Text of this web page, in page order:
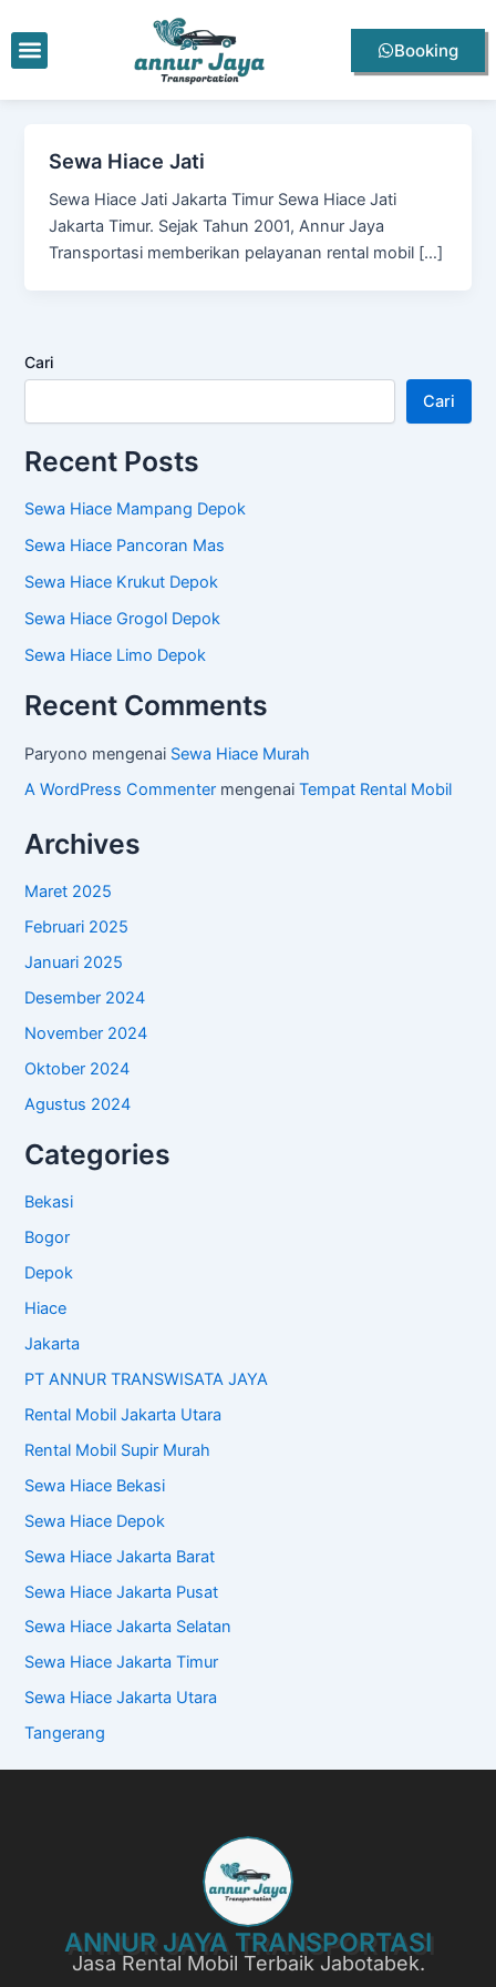
ke
konten
Menu Booking
Sewa Hiace Jati
Sewa Hiace Jati Jakarta Timur Sewa Hiace Jati
Jakarta Timur. Sejak Tahun 2001, Annur Jaya
Transportasi memberikan pelayanan rental mobil […]
Cari
Cari
Recent Posts
Sewa Hiace Mampang Depok
Sewa Hiace Pancoran Mas
Sewa Hiace Krukut Depok
Sewa Hiace Grogol Depok
Sewa Hiace Limo Depok
Recent Comments
Paryono mengenai Sewa Hiace Murah
A WordPress Commenter mengenaiTempat Rental Mobil
Archives
Maret 2025
Februari 2025
Januari 2025
Desember 2024
November 2024
Oktober 2024
Agustus 2024
Categories
Bekasi
Bogor
Depok
Hiace
Jakarta
PT ANNUR TRANSWISATA JAYA
Rental Mobil Jakarta Utara
Rental Mobil Supir Murah
Sewa Hiace Bekasi
Sewa Hiace Depok
Sewa Hiace Jakarta Barat
Sewa Hiace Jakarta Pusat
Sewa Hiace Jakarta Selatan
Sewa Hiace Jakarta Timur
Sewa Hiace Jakarta Utara
Tangerang
ANNUR JAYA TRANSPORTASI
Jasa Rental Mobil Terbaik Jabotabek.